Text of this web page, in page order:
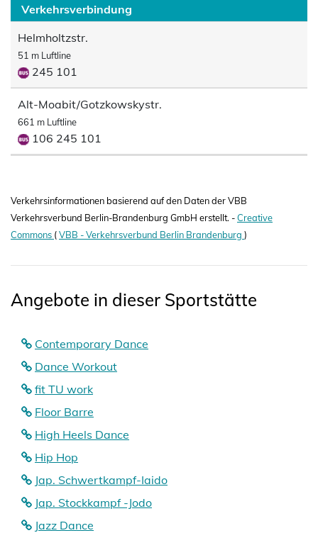
Verkehrsverbindung
Helmholtzstr.
51 m Luftline
245 101
Alt-Moabit/Gotzkowskystr.
661 m Luftline
106 245 101
Verkehrsinformationen basierend auf den Daten der VBB
Verkehrsverbund Berlin-Brandenburg GmbH erstellt. -Creative
Commons (VBB - Verkehrsverbund Berlin Brandenburg )
Angebote in dieser Sportstätte
Contemporary Dance
Dance Workout
fit TU work
Floor Barre
High Heels Dance
Hip Hop
Jap. Schwertkampf-Iaido
Jap. Stockkampf -Jodo
Jazz Dance